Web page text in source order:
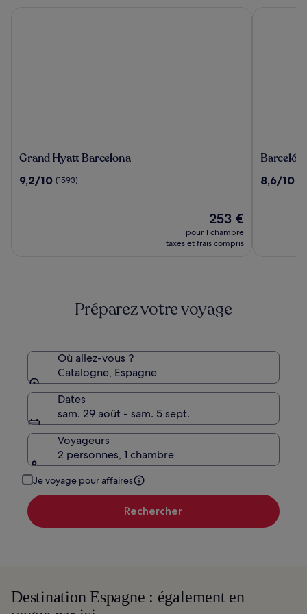
Grand
Barcelona
Grand Hyatt Barcelona
9.2
9,2/10 (1593)
Le
nouveau
prix
253 €
pour 1 chambre
taxes et frais compris
Barceló
Barceló
8.6
8,6/10
Préparez votre voyage
Où allez-vous ?
Catalogne, Espagne
Dates
sam. 29 août - sam. 5 sept.
Voyageurs
2 personnes, 1 chambre
Je voyage pour affaires
Rechercher
Destination Espagne : également en